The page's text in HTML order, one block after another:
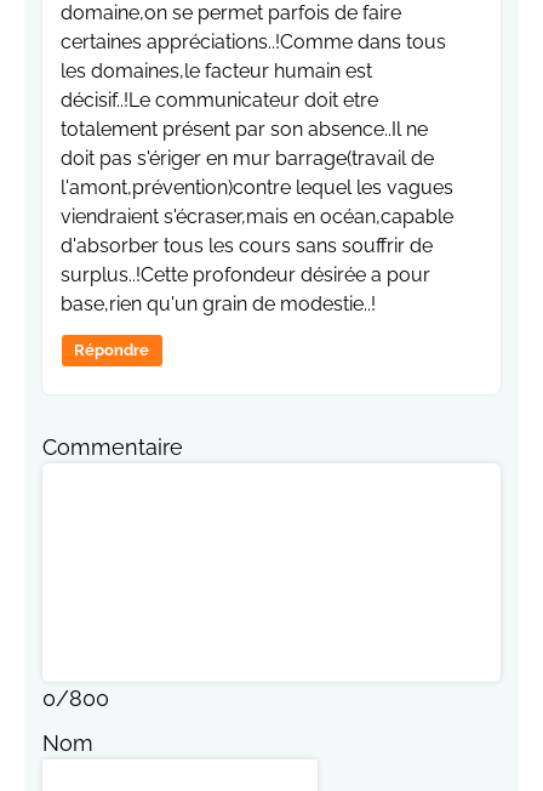
domaine,on se permet parfois de faire
certaines appréciations..!Comme dans tous
les domaines,le facteur humain est
décisif..!Le communicateur doit etre
totalement présent par son absence..Il ne
doit pas s'ériger en mur barrage(travail de
l'amont,prévention)contre lequel les vagues
viendraient s'écraser,mais en océan,capable
d'absorber tous les cours sans souffrir de
surplus..!Cette profondeur désirée a pour
base,rien qu'un grain de modestie..!
Répondre
Commentaire
0/800
Nom